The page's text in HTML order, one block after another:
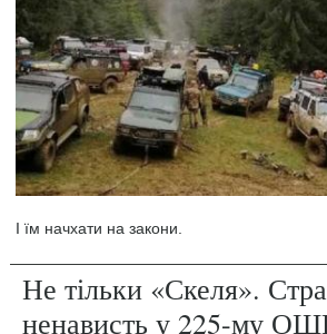
І їм начхати на закони.
Не тільки «Скеля».
ненависть у 225-му